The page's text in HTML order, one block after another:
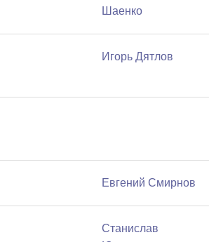
Шаенко
Игорь Дятлов
Евгений Смирнов
Станислав